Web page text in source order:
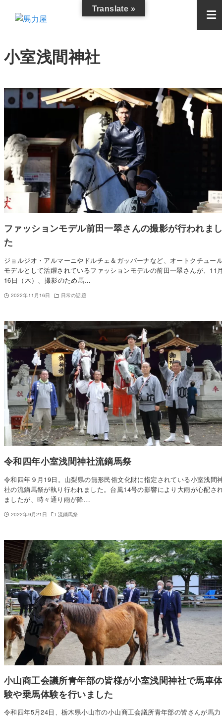
小室浅間神社
ファッションモデル前田一翠さんの撮影が行われま
た
ジョルジオ・アルマーニやドルチェ＆ガッバーナなど、オートクチュー
モデルとして活躍されているファッションモデルの前田一翠さんが、11
16日（木）、撮影のため馬…
2022年11月16日 日常の話題
令和四年小室浅間神社流鏑馬祭
令和四年９月19日。山梨県の無形民俗文化財に指定されている小室浅間
社の流鏑馬祭が執り行われました。台風14号の影響により大雨が心配さ
ましたが、時々通り雨が降…
2022年9月21日 流鏑馬祭
小山商工会議所青年部の皆様が小室浅間神社で馬車
験や乗馬体験を行いました
令和四年5月24日、栃木県小山市の小山商工会議所青年部の皆さんが馬力
Translate »